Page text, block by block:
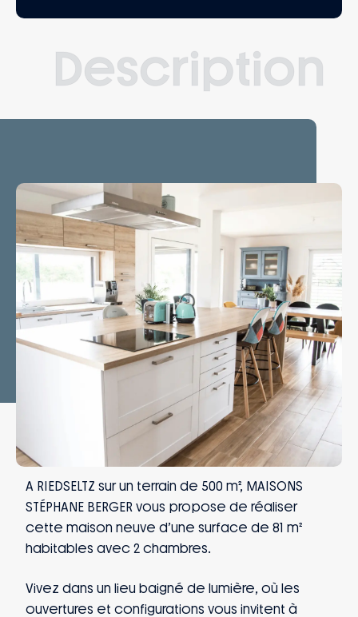
Description
A RIEDSELTZ sur un terrain de 500 m², MAISONS
STÉPHANE BERGER vous propose de réaliser
cette maison neuve d’une surface de 81 m²
habitables avec 2 chambres.
Vivez dans un lieu baigné de lumière, où les
ouvertures et configurations vous invitent à